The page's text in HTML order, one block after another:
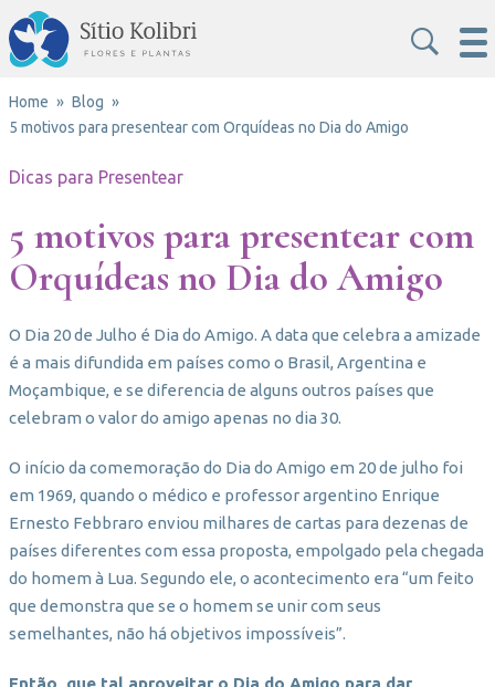
Home
Blog
5 motivos para presentear com Orquídeas no Dia do Amigo
Dicas para Presentear
5 motivos para presentear com
Orquídeas no Dia do Amigo
O Dia 20 de Julho é Dia do Amigo. A data que celebra a amizade
é a mais difundida em países como o Brasil, Argentina e
Moçambique, e se diferencia de alguns outros países que
celebram o valor do amigo apenas no dia 30.
O início da comemoração do Dia do Amigo em 20 de julho foi
em 1969, quando o médico e professor argentino Enrique
Ernesto Febbraro enviou milhares de cartas para dezenas de
países diferentes com essa proposta, empolgado pela chegada
do homem à Lua. Segundo ele, o acontecimento era “um feito
que demonstra que se o homem se unir com seus
semelhantes, não há objetivos impossíveis”.
Então, que tal aproveitar o Dia do Amigo para dar